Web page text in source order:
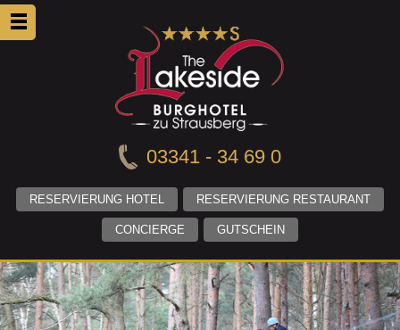
03341 - 34 69 0
RESERVIERUNG HOTEL RESERVIERUNG RESTAURANT
CONCIERGE GUTSCHEIN